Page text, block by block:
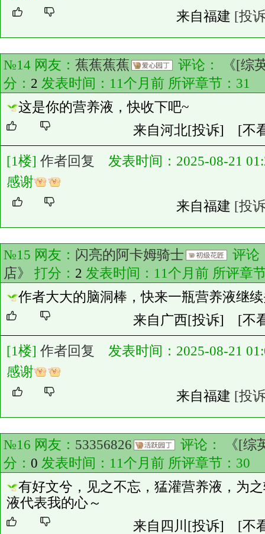
来自福建 [投
№14 网友： 蕉蕉蕉蕉 评论：
《[综
分： 2 发表时间：11个月前 所评章节： 31
这是你的营养液，快收下吧~
来自河北[投诉] [不
[1楼] 作者回复
发表时间：2025-08-21
感谢
来自福建 [投
№15 网友： 闪亮的阿卡姆骑士
评论
店》
打分： 2 发表时间：11个月前 所评章
作者大大的脑洞棒，快来一瓶营养液继
来自广西[投诉] [不
[1楼] 作者回复
发表时间：2025-08-21
感谢
来自福建 [投
№16 网友： 53356826 评论：
《[
分： 0 发表时间：11个月前 所评章节： 30
有好文兮，见之不忘，猛灌营养液，为
液代表我的心～
来自四川 [投诉] [不